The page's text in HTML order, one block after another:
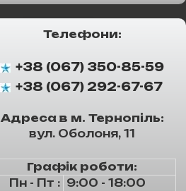
Телефони:
+38 (067) 350-85-59
+38 (067) 292-67-67
Адреса в м. Тернопіль:
вул. Оболоня, 11
Графік роботи:
Пн - Пт : 9:00 - 18:00